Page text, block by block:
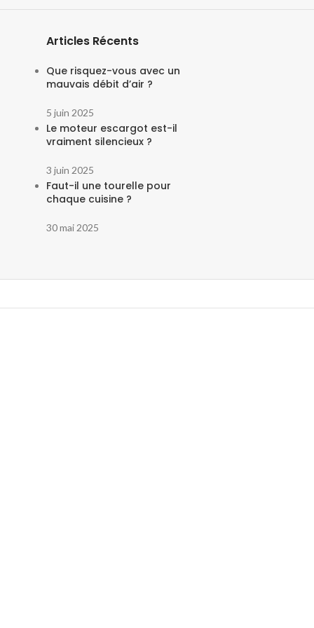
Articles Récents
Que risquez-vous avec un
mauvais débit d’air ?
5 juin 2025
Le moteur escargot est-il
vraiment silencieux ?
3 juin 2025
Faut-il une tourelle pour
chaque cuisine ?
30 mai 2025